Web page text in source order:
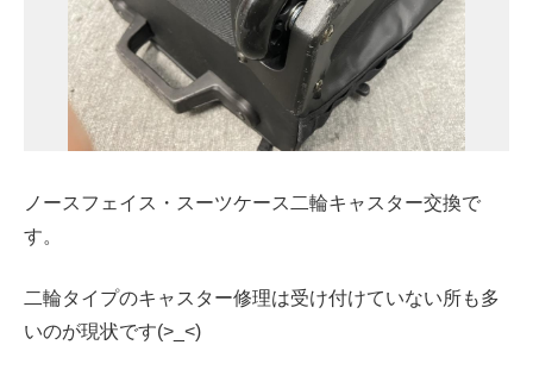
ノースフェイス・スーツケース二輪キャスター交換で
す。
二輪タイプのキャスター修理は受け付けていない所も多
いのが現状です(>_<)